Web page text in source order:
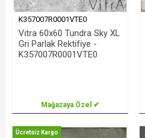
K357007R0001VTE0
Vitra 60x60 Tundra Sky XL
Gri Parlak Rektifiye -
K357007R0001VTE0
Mağazaya Özel ✔
Ücretsiz Kargo